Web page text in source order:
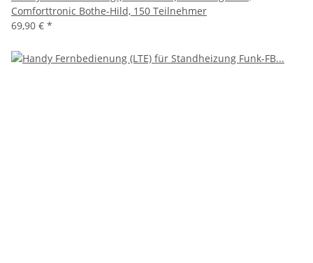
Comforttronic Bothe-Hild, 150 Teilnehmer
69,90 € *